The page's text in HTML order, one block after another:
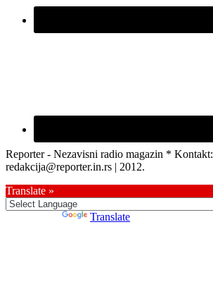
Reporter - Nezavisni radio magazin * Kontakt:
redakcija@reporter.in.rs | 2012.
Translate »
Translate